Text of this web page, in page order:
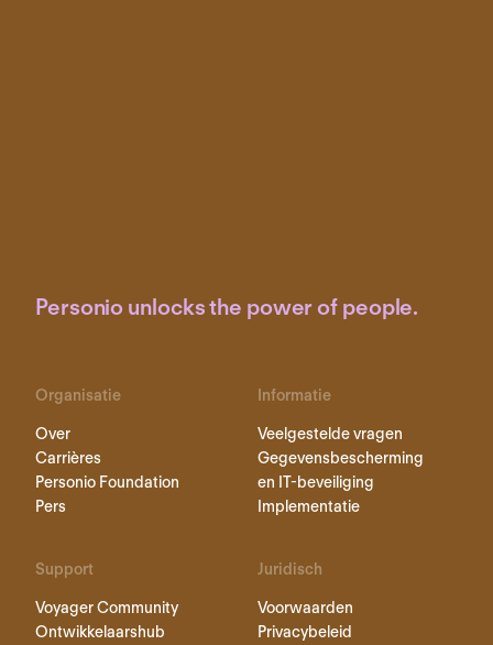
Personio unlocks the power of people.
Organisatie
Over
Carrières
Personio Foundation
Pers
Informatie
Veelgestelde vragen
Gegevensbescherming
en IT-beveiliging
Implementatie
Support
Voyager Community
Ontwikkelaarshub
Juridisch
Voorwaarden
Privacybeleid